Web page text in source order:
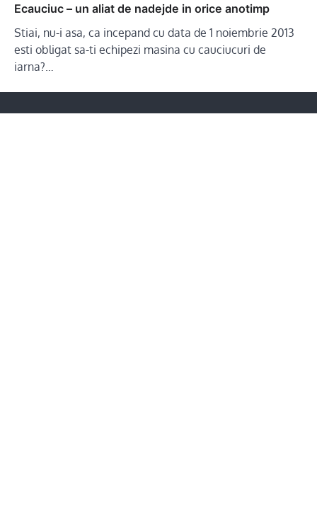
Ecauciuc – un aliat de nadejde in orice anotimp
Stiai, nu-i asa, ca incepand cu data de 1 noiembrie 2013
esti obligat sa-ti echipezi masina cu cauciucuri de
iarna?…